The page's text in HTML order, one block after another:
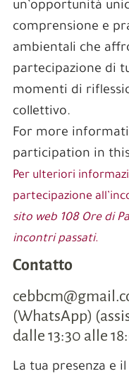
un’opportunità
comprensione e
ambientali che
partecipazione di
momenti di
collettivo.
For more
participation in
Per ulteriori
partecipazione
sito web 108 Ore di
incontri passati.
Contatto
(WhatsApp)
dalle 13:30 alle
La tua presenza e